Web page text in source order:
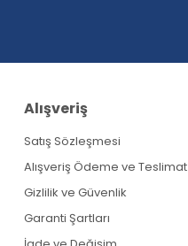
Alışveriş
Satış Sözleşmesi
Alışveriş Ödeme ve Teslimat
Gizlilik ve Güvenlik
Garanti Şartları